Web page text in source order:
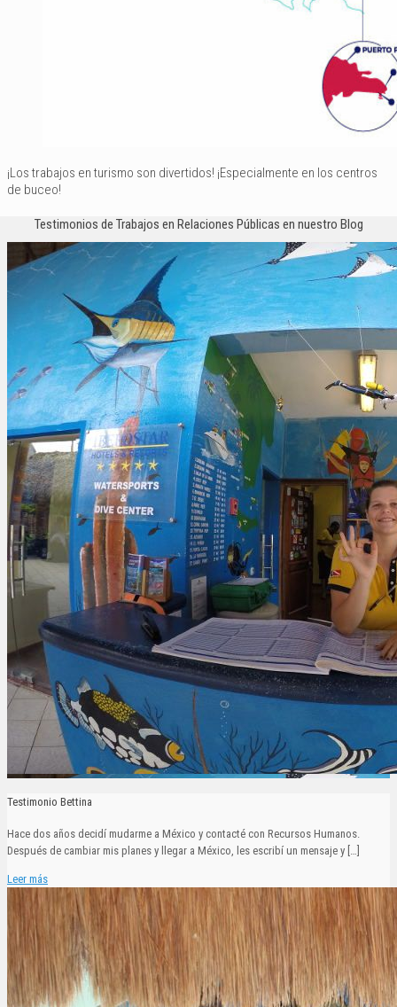
¡Los trabajos en turismo son divertidos! ¡Especialmente en los centros
de buceo!
Testimonios de Trabajos en Relaciones Públicas en nuestro Blog
Testimonio Bettina
Hace dos años decidí mudarme a México y contacté con Recursos Humanos.
Después de cambiar mis planes y llegar a México, les escribí un mensaje y […]
Leer más